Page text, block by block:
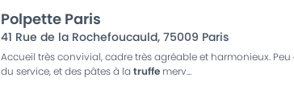
Polpette Paris
41 Rue de la Rochefoucauld,75009 Paris
Accueil très convivial, cadre très agréable et harmonieux. Peu
du service, et des pâtes à latruffe merv...